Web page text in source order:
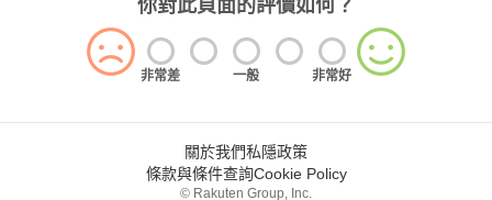
你對此頁面的評價如何？
非常差 一般 非常好
關於我們私隱政策
條款與條件查詢Cookie Policy
© Rakuten Group, Inc.